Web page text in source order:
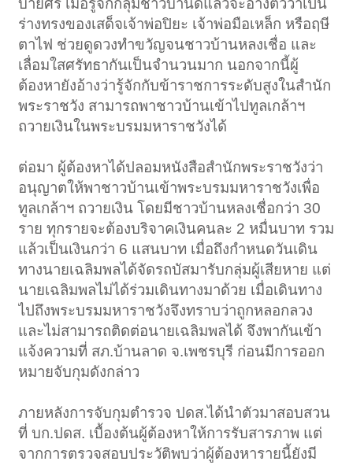
บายศรี เมื่อรู้จักกลุ่มชาวบ้านดีแล้วจะอ้างตัวว่าเป็น
ร่างทรงของเสด็จเจ้าพ่อปิยะ เจ้าพ่อมือเหล็ก หรือฤษี
ตาไฟ ช่วยดูดวงทำขวัญจนชาวบ้านหลงเชื่อ และ
เลื่อมใสศรัทธากันเป็นจำนวนมาก นอกจากนี้ผู้
ต้องหายังอ้างว่ารู้จักกับข้าราชการระดับสูงในสำนัก
พระราชวัง สามารถพาชาวบ้านเข้าไปทูลเกล้าฯ
ถวายเงินในพระบรมมหาราชวังได้
ต่อมา ผู้ต้องหาได้ปลอมหนังสือสำนักพระราชวังว่า
อนุญาตให้พาชาวบ้านเข้าพระบรมมหาราชวังเพื่อ
ทูลเกล้าฯ ถวายเงิน โดยมีชาวบ้านหลงเชื่อกว่า 30
ราย ทุกรายจะต้องบริจาคเงินคนละ 2 หมื่นบาท รวม
แล้วเป็นเงินกว่า 6 แสนบาท เมื่อถึงกำหนดวันเดิน
ทางนายเฉลิมพลได้จัดรถบัสมารับกลุ่มผู้เสียหาย แต่
นายเฉลิมพลไม่ได้ร่วมเดินทางมาด้วย เมื่อเดินทาง
ไปถึงพระบรมมหาราชวังจึงทราบว่าถูกหลอกลวง
และไม่สามารถติดต่อนายเฉลิมพลได้ จึงพากันเข้า
แจ้งความที่ สภ.บ้านลาด จ.เพชรบุรี ก่อนมีการออก
หมายจับกุมดังกล่าว
ภายหลังการจับกุมตำรวจ ปดส.ได้นำตัวมาสอบสวน
ที่ บก.ปดส. เบื้องต้นผู้ต้องหาให้การรับสารภาพ แต่
จากการตรวจสอบประวัติพบว่าผู้ต้องหารายนี้ยังมี